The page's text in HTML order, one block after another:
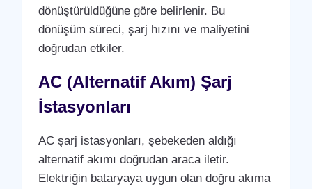
dönüştürüldüğüne göre belirlenir. Bu
dönüşüm süreci, şarj hızını ve maliyetini
doğrudan etkiler.
AC (Alternatif Akım) Şarj
İstasyonları
AC şarj istasyonları, şebekeden aldığı
alternatif akımı doğrudan araca iletir.
Elektriğin bataryaya uygun olan doğru akıma